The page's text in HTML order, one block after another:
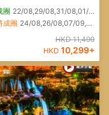
)、樂山大佛遊船、大熊
研究基地、漫遊成都
團 22/08,29/08,31/08,01/09,03/09,05/09,11/09,12/09,16/09,18/09,21/09,23/09,07/10,10/10,11/10,14/10,17/10,18/10,19/10,21/10
成團 24/08,26/08,07/09,09/09,13/09,14/09,22/09,25/09,05/10,22/10,08/02,09/02
02/09,04/09,06/09,15/09,17/09,19/09,20/09,16/11,17/11,18/11,19/11,20/11,21/11,22/11,23/11,24/11,25/11,26/11,27/11,28/11
HKD 11,499
HKD 10,299+